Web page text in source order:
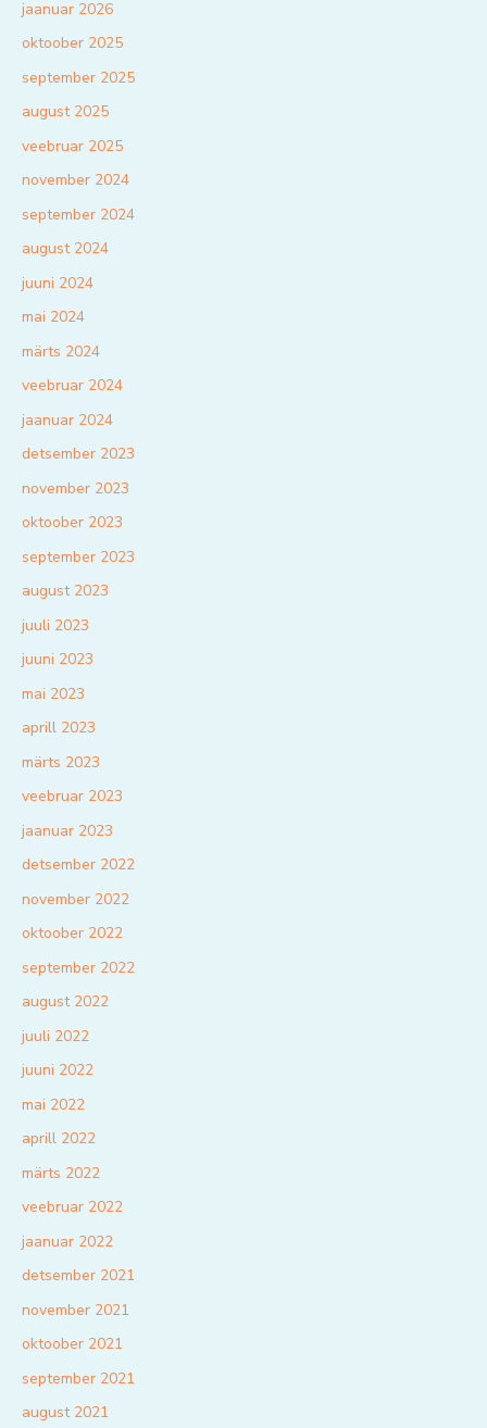
jaanuar 2026
oktoober 2025
september 2025
august 2025
veebruar 2025
november 2024
september 2024
august 2024
juuni 2024
mai 2024
märts 2024
veebruar 2024
jaanuar 2024
detsember 2023
november 2023
oktoober 2023
september 2023
august 2023
juuli 2023
juuni 2023
mai 2023
aprill 2023
märts 2023
veebruar 2023
jaanuar 2023
detsember 2022
november 2022
oktoober 2022
september 2022
august 2022
juuli 2022
juuni 2022
mai 2022
aprill 2022
märts 2022
veebruar 2022
jaanuar 2022
detsember 2021
november 2021
oktoober 2021
september 2021
august 2021